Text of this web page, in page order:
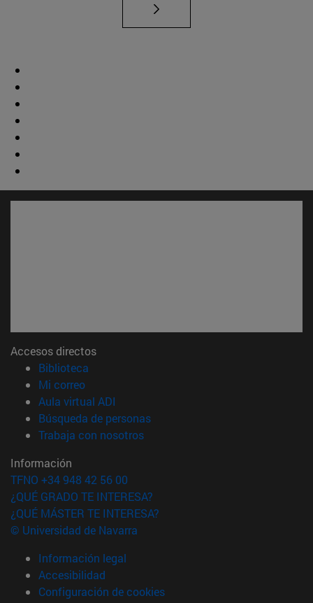
Accesos directos
Biblioteca
Mi correo(abre en nueva ventana)
Aula virtual ADI
Búsqueda de personas(abre en nueva ventana)
Trabaja con nosotros(abre en nueva ventana)
Información
TFNO +34 948 42 56 00
¿QUÉ GRADO TE INTERESA?
¿QUÉ MÁSTER TE INTERESA?
© Universidad de Navarra
Información legal
Accesibilidad
Configuración de cookies